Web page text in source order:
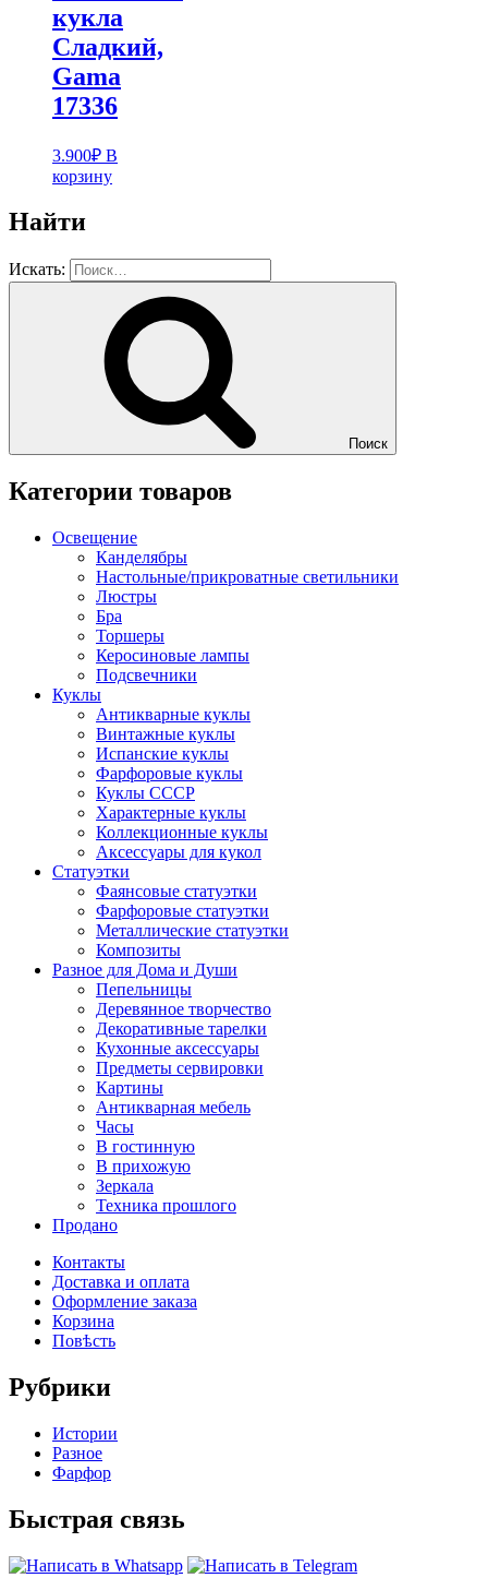
кукла
Cладкий,
Gama
17336
3.900₽ В
корзину
Найти
Искать:
Поиск
Категории товаров
Освещение
Канделябры
Настольные/прикроватные светильники
Люстры
Бра
Торшеры
Керосиновые лампы
Подсвечники
Куклы
Антикварные куклы
Винтажные куклы
Испанские куклы
Фарфоровые куклы
Куклы СССР
Характерные куклы
Коллекционные куклы
Аксессуары для кукол
Статуэтки
Фаянсовые статуэтки
Фарфоровые статуэтки
Металлические статуэтки
Композиты
Разное для Дома и Души
Пепельницы
Деревянное творчество
Декоративные тарелки
Кухонные аксессуары
Предметы сервировки
Картины
Антикварная мебель
Часы
В гостинную
В прихожую
Зеркала
Техника прошлого
Продано
Контакты
Доставка и оплата
Оформление заказа
Корзина
Повѣсть
Рубрики
Истории
Разное
Фарфор
Быстрая связь